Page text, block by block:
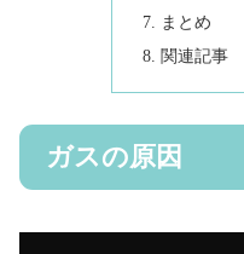
まとめ
関連記事
ガスの原因